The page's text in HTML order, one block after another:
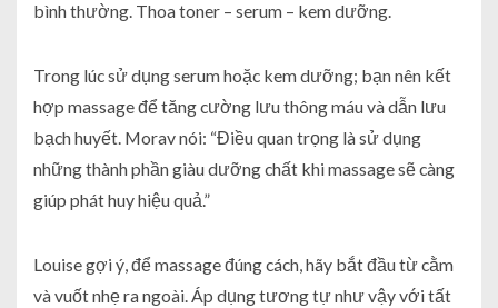
bình thường. Thoa toner – serum – kem dưỡng.
Trong lúc sử dụng serum hoặc kem dưỡng; bạn nên kết
hợp massage để tăng cường lưu thông máu và dẫn lưu
bạch huyết. Morav nói: “Điều quan trọng là sử dụng
những thành phần giàu dưỡng chất khi massage sẽ càng
giúp phát huy hiệu quả.”
Louise gợi ý, để massage đúng cách, hãy bắt đầu từ cằm
và vuốt nhẹ ra ngoài. Áp dụng tương tự như vậy với tất